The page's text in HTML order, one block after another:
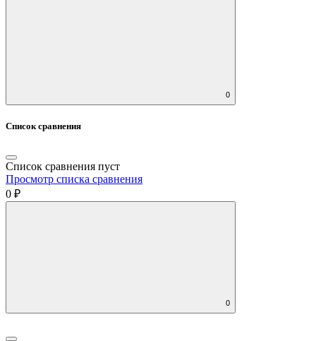
0
Список сравнения
Список сравнения пуст
Просмотр списка сравнения
0 ₽
0